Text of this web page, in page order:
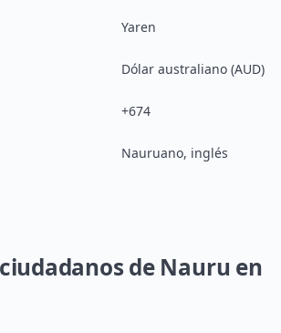
Yaren
Dólar australiano (AUD)
+674
Nauruano, inglés
de Nauru en